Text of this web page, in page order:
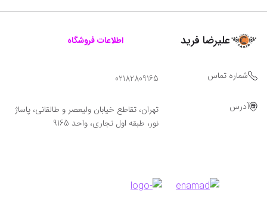
علیرضا فرید اطلاعات فروشگاه
شماره تماس 02182809165
آدرس
تهران، تقاطع خیابان ولیعصر و طالقانی، پاساژ
نور، طبقه اول تجاری، واحد 9165